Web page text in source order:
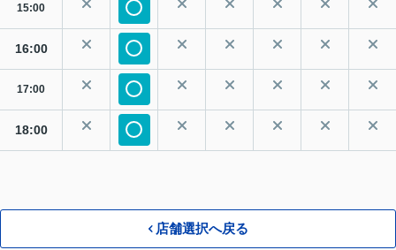
15:00
16:00
17:00
18:00
店舗選択へ戻る